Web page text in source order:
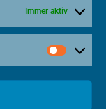
Immer aktiv